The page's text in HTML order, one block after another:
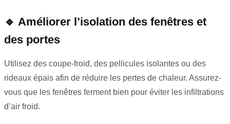
🔹 Améliorer l’isolation des fenêtres et
des portes
Utilisez des coupe-froid, des pellicules isolantes ou des
rideaux épais afin de réduire les pertes de chaleur. Assurez-
vous que les fenêtres ferment bien pour éviter les infiltrations
d’air froid.